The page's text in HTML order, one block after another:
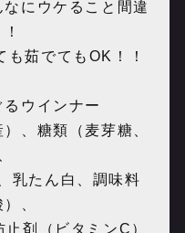
にウケること間違
も茹でてもOK！！
ウインナー
、糖類（麦芽糖、
乳たん白、調味料
、
剤（ビタミンC）